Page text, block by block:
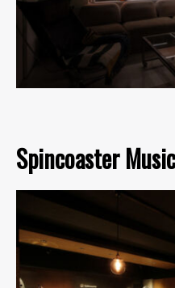
Spincoaster